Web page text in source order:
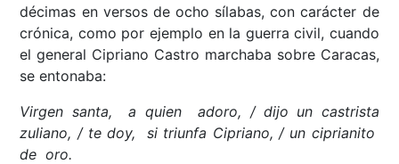
décimas en versos de ocho sílabas, con carácter de
crónica, como por ejemplo en la guerra civil, cuando
el general Cipriano Castro marchaba sobre Caracas,
se entonaba:
Virgen santa, a quien adoro, / dijo un castrista
zuliano, / te doy, si triunfa Cipriano, / un ciprianito
de oro.